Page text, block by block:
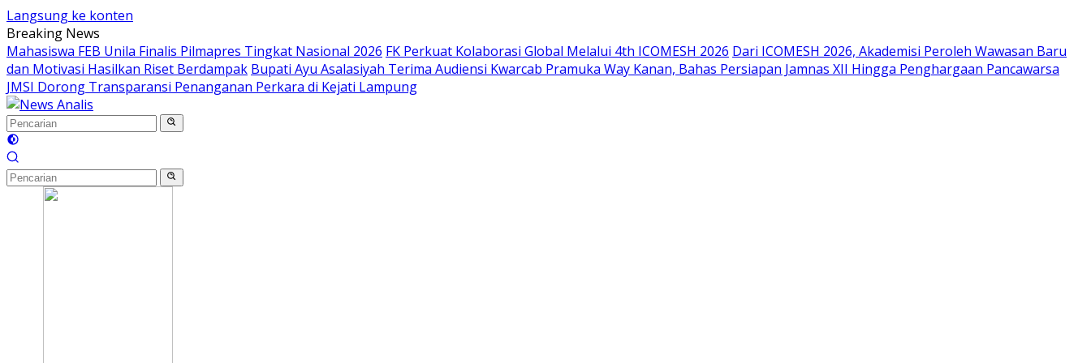
Langsung ke konten
Breaking News
Mahasiswa FEB Unila Finalis Pilmapres Tingkat Nasional 2026 FK Perkuat Kolaborasi Global Melalui 4th ICOMESH 2026 Dari ICOMESH 2026, Akademisi Peroleh Wawasan Baru
dan Motivasi Hasilkan Riset Berdampak Bupati Ayu Asalasiyah Terima Audiensi Kwarcab Pramuka Way Kanan, Bahas Persiapan Jamnas XII Hingga Penghargaan Pancawarsa
JMSI Dorong Transparansi Penanganan Perkara di Kejati Lampung